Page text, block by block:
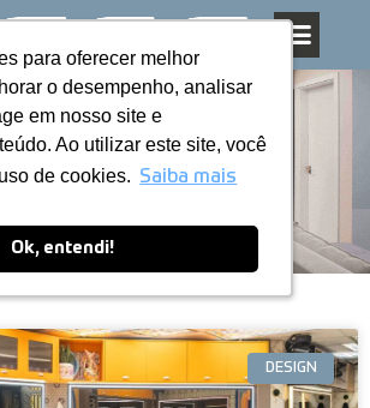
para oferecer melhor
o desempenho, analisar
em nosso site e
Ao utilizar este site, você
de cookies. Saiba mais
Ok, entendi!
para oferecer melhor
o desempenho, analisar
em nosso site e
Ao utilizar este site, você
de cookies. Saiba mais
Ok, entendi!
Blog
DESIGN